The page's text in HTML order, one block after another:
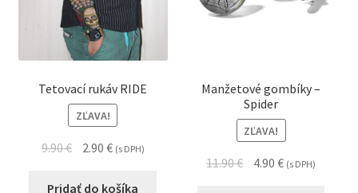
Tetovací rukáv RIDE
ZĽAVA!
9.90€ 2.90 € (s DPH)
Pridať do košíka
Manžetové gombíky –
Spider
ZĽAVA!
11.90€ 4.90€ (s DPH)